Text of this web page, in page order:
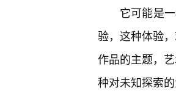
它可能是
验，这种体验
作品的主题，
种对未知探索